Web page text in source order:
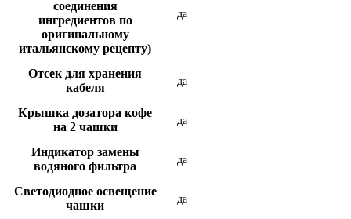
соединения
ингредиентов по
оригинальному
итальянскому рецепту)
да
Отсек для хранения
кабеля
да
Крышка дозатора кофе
на 2 чашки
да
Индикатор замены
водяного фильтра
да
Светодиодное освещение
чашки
да